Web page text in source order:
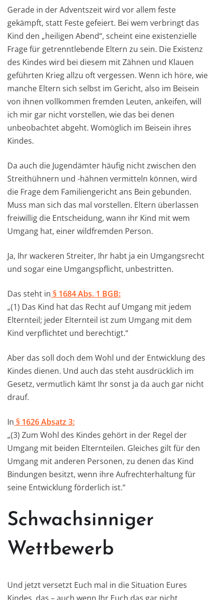
Gerade in der Adventszeit wird vor allem feste
gekämpft, statt Feste gefeiert. Bei wem verbringt das
Kind den „heiligen Abend“, scheint eine existenzielle
Frage für getrenntlebende Eltern zu sein. Die Existenz
des Kindes wird bei diesem mit Zähnen und Klauen
geführten Krieg allzu oft vergessen. Wenn ich höre, wie
manche Eltern sich selbst im Gericht, also im Beisein
von ihnen vollkommen fremden Leuten, ankeifen, will
ich mir gar nicht vorstellen, wie das bei denen
unbeobachtet abgeht. Womöglich im Beisein ihres
Kindes.
Da auch die Jugendämter häufig nicht zwischen den
Streithühnern und -hähnen vermitteln können, wird
die Frage dem Familiengericht ans Bein gebunden.
Muss man sich das mal vorstellen. Eltern überlassen
freiwillig die Entscheidung, wann ihr Kind mit wem
Umgang hat, einer wildfremden Person.
Ja, Ihr wackeren Streiter, Ihr habt ja ein Umgangsrecht
und sogar eine Umgangspflicht, unbestritten.
Das steht in § 1684 Abs. 1 BGB:
„(1) Das Kind hat das Recht auf Umgang mit jedem
Elternteil; jeder Elternteil ist zum Umgang mit dem
Kind verpflichtet und berechtigt.“
Aber das soll doch dem Wohl und der Entwicklung des
Kindes dienen. Und auch das steht ausdrücklich im
Gesetz, vermutlich kämt Ihr sonst ja da auch gar nicht
drauf.
In § 1626 Absatz 3:
„(3) Zum Wohl des Kindes gehört in der Regel der
Umgang mit beiden Elternteilen. Gleiches gilt für den
Umgang mit anderen Personen, zu denen das Kind
Bindungen besitzt, wenn ihre Aufrechterhaltung für
seine Entwicklung förderlich ist.“
Schwachsinniger
Wettbewerb
Und jetzt versetzt Euch mal in die Situation Eures